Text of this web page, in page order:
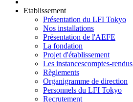
Etablissement
Présentation du LFI Tokyo
Nos installations
Présentation de l'AEFE
La fondation
Projet d'établissement
Les instancescomptes-rendus
Règlements
Organigramme de direction
Personnels du LFI Tokyo
Recrutement